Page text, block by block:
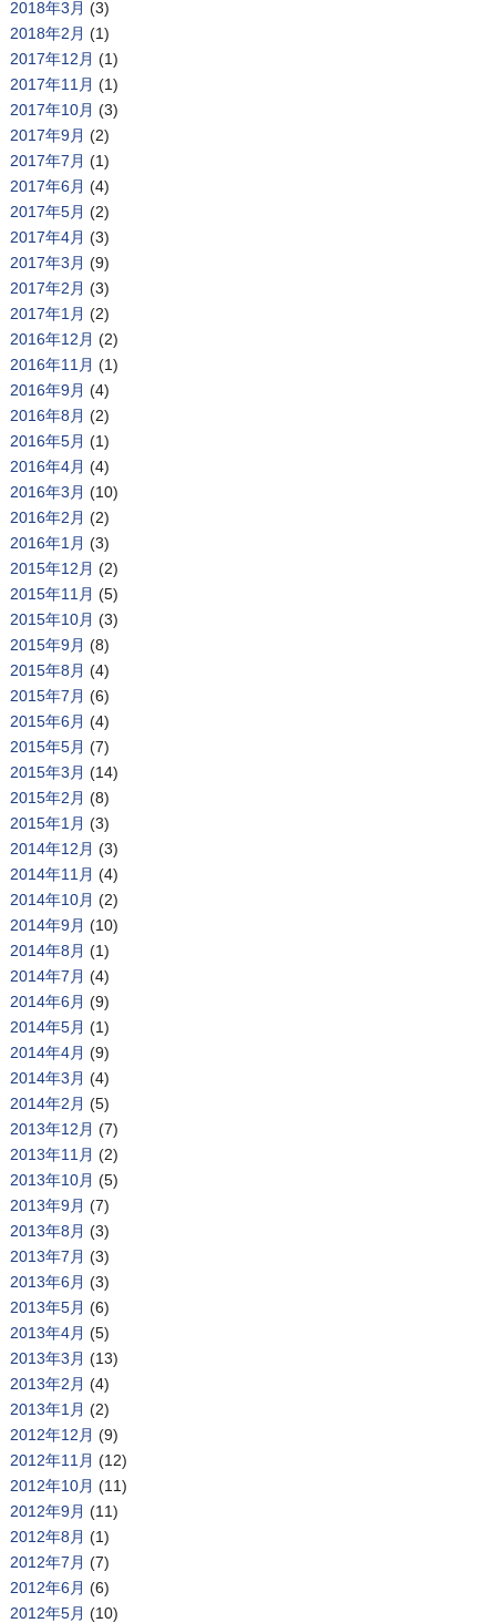
2018年3月 (3)
2018年2月 (1)
2017年12月 (1)
2017年11月 (1)
2017年10月 (3)
2017年9月 (2)
2017年7月 (1)
2017年6月 (4)
2017年5月 (2)
2017年4月 (3)
2017年3月 (9)
2017年2月 (3)
2017年1月 (2)
2016年12月 (2)
2016年11月 (1)
2016年9月 (4)
2016年8月 (2)
2016年5月 (1)
2016年4月 (4)
2016年3月 (10)
2016年2月 (2)
2016年1月 (3)
2015年12月 (2)
2015年11月 (5)
2015年10月 (3)
2015年9月 (8)
2015年8月 (4)
2015年7月 (6)
2015年6月 (4)
2015年5月 (7)
2015年3月 (14)
2015年2月 (8)
2015年1月 (3)
2014年12月 (3)
2014年11月 (4)
2014年10月 (2)
2014年9月 (10)
2014年8月 (1)
2014年7月 (4)
2014年6月 (9)
2014年5月 (1)
2014年4月 (9)
2014年3月 (4)
2014年2月 (5)
2013年12月 (7)
2013年11月 (2)
2013年10月 (5)
2013年9月 (7)
2013年8月 (3)
2013年7月 (3)
2013年6月 (3)
2013年5月 (6)
2013年4月 (5)
2013年3月 (13)
2013年2月 (4)
2013年1月 (2)
2012年12月 (9)
2012年11月 (12)
2012年10月 (11)
2012年9月 (11)
2012年8月 (1)
2012年7月 (7)
2012年6月 (6)
2012年5月 (10)